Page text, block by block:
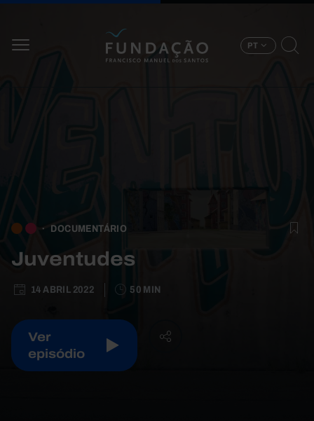
PT
DOCUMENTÁRIO
Juventudes
14 ABRIL 2022 50 MIN
Ver
episódio